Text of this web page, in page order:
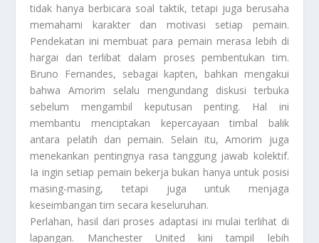
tidak hanya berbicara soal taktik, tetapi juga berusaha
memahami karakter dan motivasi setiap pemain.
Pendekatan ini membuat para pemain merasa lebih di
hargai dan terlibat dalam proses pembentukan tim.
Bruno Fernandes, sebagai kapten, bahkan mengakui
bahwa Amorim selalu mengundang diskusi terbuka
sebelum mengambil keputusan penting. Hal ini
membantu menciptakan kepercayaan timbal balik
antara pelatih dan pemain. Selain itu, Amorim juga
menekankan pentingnya rasa tanggung jawab kolektif.
Ia ingin setiap pemain bekerja bukan hanya untuk posisi
masing-masing, tetapi juga untuk menjaga
keseimbangan tim secara keseluruhan.
Perlahan, hasil dari proses adaptasi ini mulai terlihat di
lapangan. Manchester United kini tampil lebih